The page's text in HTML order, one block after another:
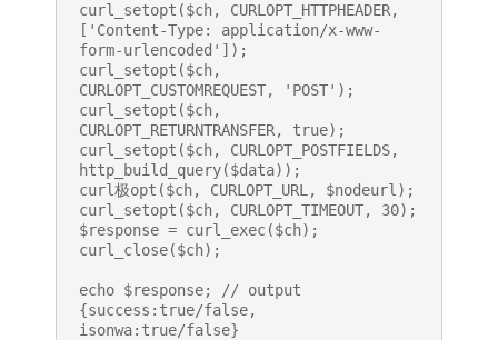
curl_setopt($ch, CURLOPT_HTTPHEADER,
['Content-Type: application/x-www-
form-urlencoded']);
curl_setopt($ch,
CURLOPT_CUSTOMREQUEST, 'POST');
curl_setopt($ch,
CURLOPT_RETURNTRANSFER, true);
curl_setopt($ch, CURLOPT_POSTFIELDS,
http_build_query($data));
curl极opt($ch, CURLOPT_URL, $nodeurl);
curl_setopt($ch, CURLOPT_TIMEOUT, 30);
$response = curl_exec($ch);
curl_close($ch);
echo $response; // output
{success:true/false,
isonwa:true/false}